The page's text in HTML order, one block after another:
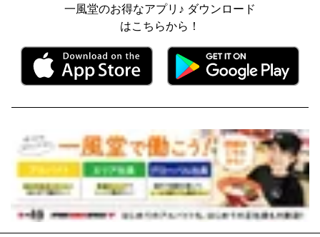
一風堂のお得なアプリ♪ ダウンロード
はこちらから！